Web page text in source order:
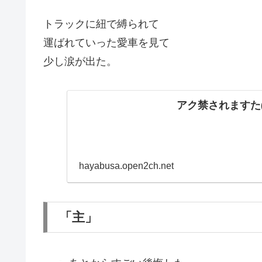
トラックに紐で縛られて
運ばれていった愛車を見て
少し涙が出た。
アク禁されます
hayabusa.open2ch.net
「主」